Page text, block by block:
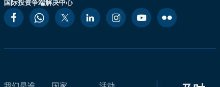
国际投资争端解决中心